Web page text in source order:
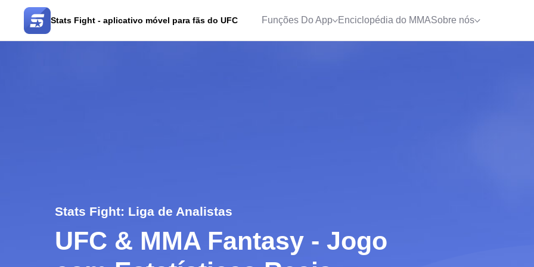
Stats Fight - aplicativo móvel para fãs do UFC Funções Do App Enciclopédia do MMASobre nós
UFC & MMA Fantasy - Jogo
Stats Fight: Liga de Analistas